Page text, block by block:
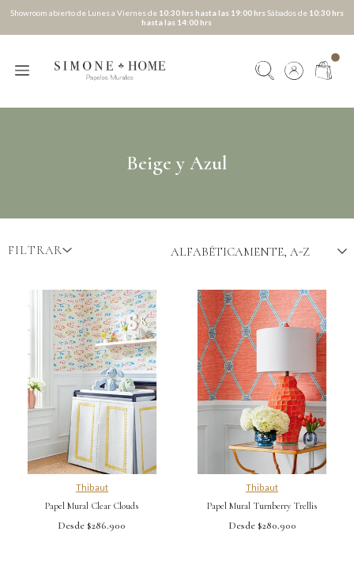
Showroom abierto de Lunes a Viernes de 10:30 hrs hasta las 19:00 hrsSábados de 10:30 hrs
hasta las 14:00 hrs
Beige y Azul
FILTRAR
Thibaut
Papel Mural Clear Clouds
Desde $286.900
Thibaut
Papel Mural Turnberry Trellis
Desde $280.900